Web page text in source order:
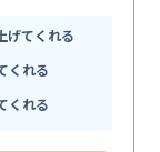
げてくれる
くれる
くれる